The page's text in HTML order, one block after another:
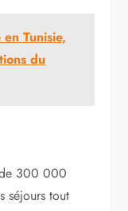
Tunisie,
du
de 300 000
séjours tout